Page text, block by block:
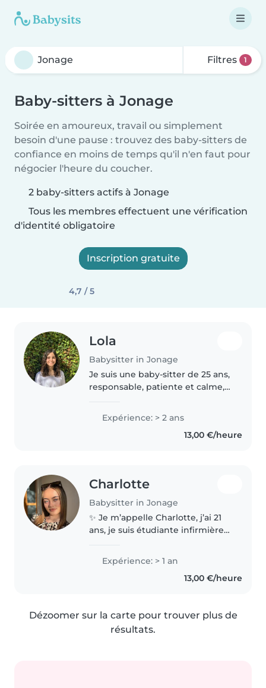
Filtres 1
Baby-sitters à Jonage
Soirée en amoureux, travail ou simplement
besoin d'une pause : trouvez des baby-sitters de
confiance en moins de temps qu'il n'en faut pour
négocier l'heure du coucher.
2 baby-sitters actifs à Jonage
Tous les membres effectuent une vérification
d'identité obligatoire
Inscription gratuite
4,7 / 5
Lola
Babysitter in Jonage
Je suis une baby-sitter de 25 ans,
responsable, patiente et calme,
garde d'enfants, principalement
avec les enfants d'âge
préscolaire, les écoliers et..
Expérience: > 2 ans
13,00 €/heure
Charlotte
Babysitter in Jonage
✨ Je m’appelle Charlotte, j’ai 21
ans, je suis étudiante infirmière
devenir puéricultrice, et chaque
Expérience: > 1 an
13,00 €/heure
Dézoomer sur la carte pour trouver plus de
résultats.